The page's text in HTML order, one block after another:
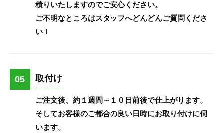
積りいたしますのでご安心ください。
ご不明なところはスタッフへどんどんご質問くださ
い！
05 取付け
ご注文後、約１週間～１０日前後で仕上がります。
そしてお客様のご都合の良い日時にお取り付けに伺
います。